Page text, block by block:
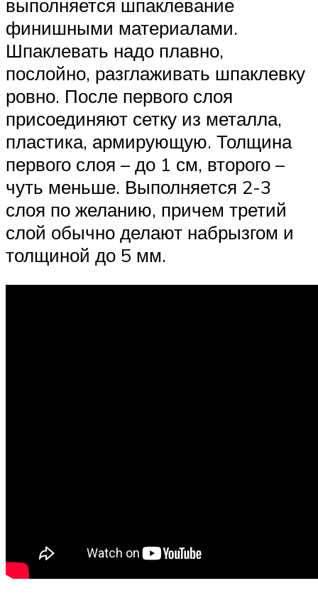
выполняется шпаклевание
финишными материалами.
Шпаклевать надо плавно,
послойно, разглаживать шпаклевку
ровно. После первого слоя
присоединяют сетку из металла,
пластика, армирующую. Толщина
первого слоя – до 1 см, второго –
чуть меньше. Выполняется 2-3
слоя по желанию, причем третий
слой обычно делают набрызгом и
толщиной до 5 мм.